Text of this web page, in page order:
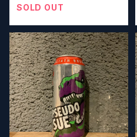
SOLD OUT